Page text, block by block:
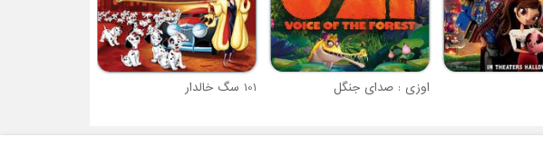
اوزی : صدای جنگل 101 سگ خالدار